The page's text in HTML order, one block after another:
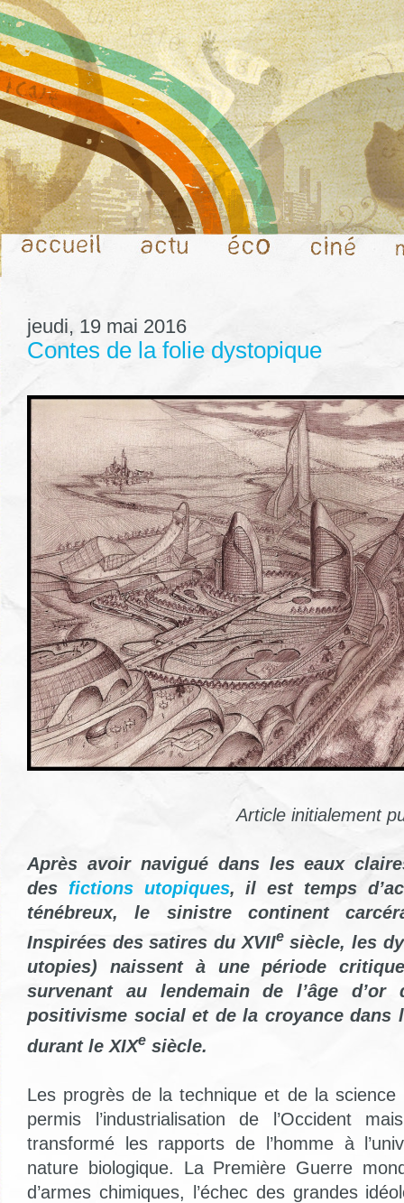
jeudi, 19 mai 2016
Contes de la folie dystopique
Article initialement
Après avoir navigué dans les eaux
des fictions utopiques, il est temps
ténébreux, le sinistre continent
Inspirées des satires du XVIIesiècle, les
utopies) naissent à une période
survenant au lendemain de l’âge d’or
positivisme social et de la croyance dans
durant le XIXe siècle.
Les progrès de la technique et de la science
permis l’industrialisation de l’Occident
transformé les rapports de l’homme à
nature biologique. La Première Guerre
d’armes chimiques, l’échec des grandes